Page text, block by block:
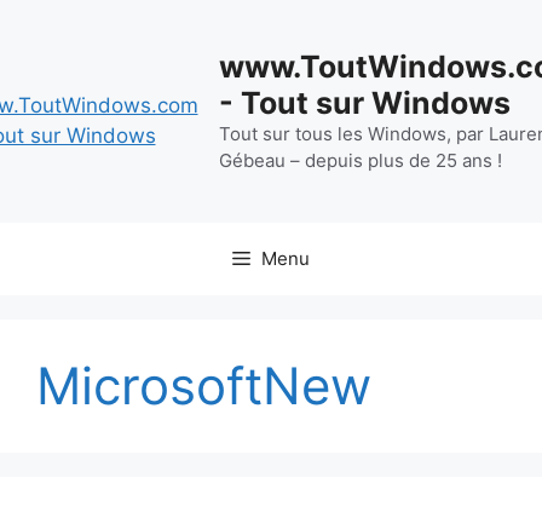
- Tout sur Windows
Tout sur tous les Windows, par
Gébeau – depuis plus de 25 ans !
Menu
MicrosoftNew